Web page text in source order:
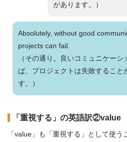
があります。）
Absolutely, without good
projects can fail.
（その通り。良いコミュニケーシ
ば、プロジェクトは失敗すること
す。）
「重視する」の英語訳②value
「value」も「重視する」として使